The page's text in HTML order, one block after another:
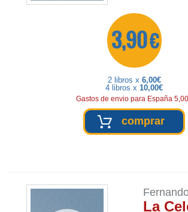
3,90 €
2 libros x 6,00€
4 libros x 10,00€
Gastos de envio para España
comprar
La